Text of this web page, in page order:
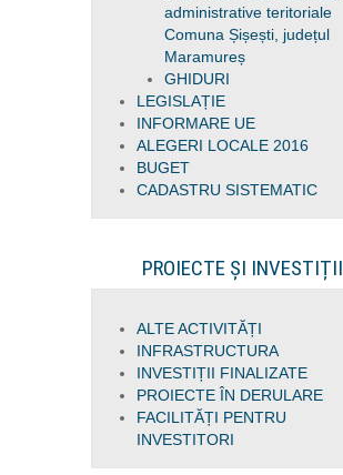
administrative teritoriale
Comuna Șișești, județul
Maramureș
GHIDURI
LEGISLAȚIE
INFORMARE UE
ALEGERI LOCALE 2016
BUGET
CADASTRU SISTEMATIC
PROIECTE ȘI INVESTIȚII
ALTE ACTIVITĂȚI
INFRASTRUCTURA
INVESTIȚII FINALIZATE
PROIECTE ÎN DERULARE
FACILITĂȚI PENTRU
INVESTITORI